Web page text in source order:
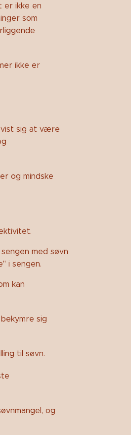
er ikke en
som
ikke er
vist sig at være
og mindske
med søvn
i sengen.
kan
sig
til søvn.
og